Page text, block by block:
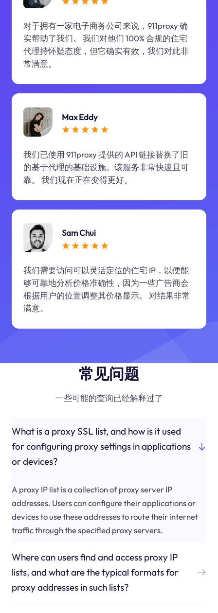
对于拥有一家电子商务公司来说，911proxy 确
实帮助了我们。 我们对他们 100% 合规的住宅
代理持怀疑态度，但它确实有效，我们对此非
常满意。
Max Eddy
我们已使用 911proxy 提供的 API 链接替换了旧
的基于代理的基础设施。该服务非常快速且可
靠。 我们现在正在变得更好。
Sam Chui
我们需要访问可以灵活定位的住宅 IP，以便能
够可靠地分析价格准确性，因为一些广告商会
根据用户的位置调整其价格显示。 对结果非常
满意。
常见问题
一些可能的查询已经解释过了
What is a proxy SSL list, and how is it used
for configuring proxy settings in applications
or devices?
A proxy IP list is a collection of proxy server IP
addresses. Users can configure their applications or
devices to use these addresses to route their internet
traffic through the specified proxy servers.
Where can users find and access proxy IP
lists, and what are the typical formats for
proxy addresses in such lists?